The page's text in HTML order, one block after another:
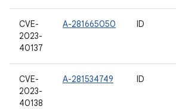
CVE-
2023-
40137
A-281665050 ID
CVE-
2023-
40138
A-281534749 ID